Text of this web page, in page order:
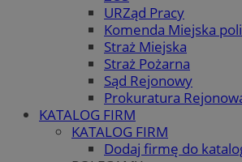
URZąd Pracy
Komenda Miejska
Straż Miejska
Straż Pożarna
Sąd Rejonowy
Prokuratura
KATALOG FIRM
KATALOG FIRM
Dodaj firmę do